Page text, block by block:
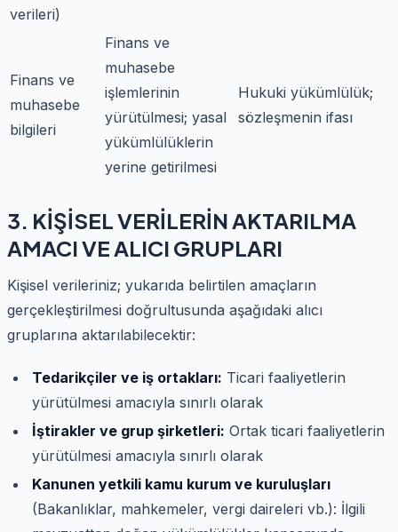
verileri)
Finans ve
muhasebe
bilgileri
Finans ve
muhasebe
işlemlerinin
yürütülmesi; yasal
yükümlülüklerin
yerine getirilmesi
Hukuki yükümlülük;
sözleşmenin ifası
3. KİŞİSEL VERİLERİN AKTARILMA
AMACI VE ALICI GRUPLARI
Kişisel verileriniz; yukarıda belirtilen amaçların
gerçekleştirilmesi doğrultusunda aşağıdaki alıcı
gruplarına aktarılabilecektir:
Tedarikçiler ve iş ortakları: Ticari faaliyetlerin
yürütülmesi amacıyla sınırlı olarak
İştirakler ve grup şirketleri: Ortak ticari faaliyetlerin
yürütülmesi amacıyla sınırlı olarak
Kanunen yetkili kamu kurum ve kuruluşları
(Bakanlıklar, mahkemeler, vergi daireleri vb.): İlgili